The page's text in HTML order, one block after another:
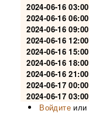
2024-06-16 03:00
2024-06-16 06:00
2024-06-16 09:00
2024-06-16 12:00
2024-06-16 15:00
2024-06-16 18:00
2024-06-16 21:00
2024-06-17 00:00
2024-06-17 03:00
Войдитеили